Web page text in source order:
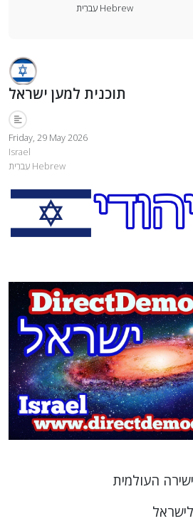
עִברִית Hebrew
תוכנית למען ישראל
Friday, 29 May 2026
Israel
עִברִית Hebrew
העולמית